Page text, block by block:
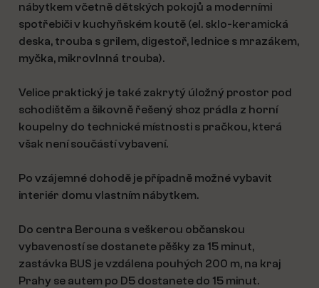
nábytkem včetně dětských pokojů a moderními
spotřebiči v kuchyňském koutě (el. sklo-keramická
deska, trouba s grilem, digestoř, lednice s mrazákem,
myčka, mikrovlnná trouba).
Velice praktický je také zakrytý úložný prostor pod
schodištěm a šikovně řešený shoz prádla z horní
koupelny do technické místnosti s pračkou, která
však není součástí vybavení.
Po vzájemné dohodě je případně možné vybavit
interiér domu vlastním nábytkem.
Do centra Berouna s veškerou občanskou
vybaveností se dostanete pěšky za 15 minut,
zastávka BUS je vzdálena pouhých 200 m, na kraj
Prahy se autem po D5 dostanete do 15 minut.